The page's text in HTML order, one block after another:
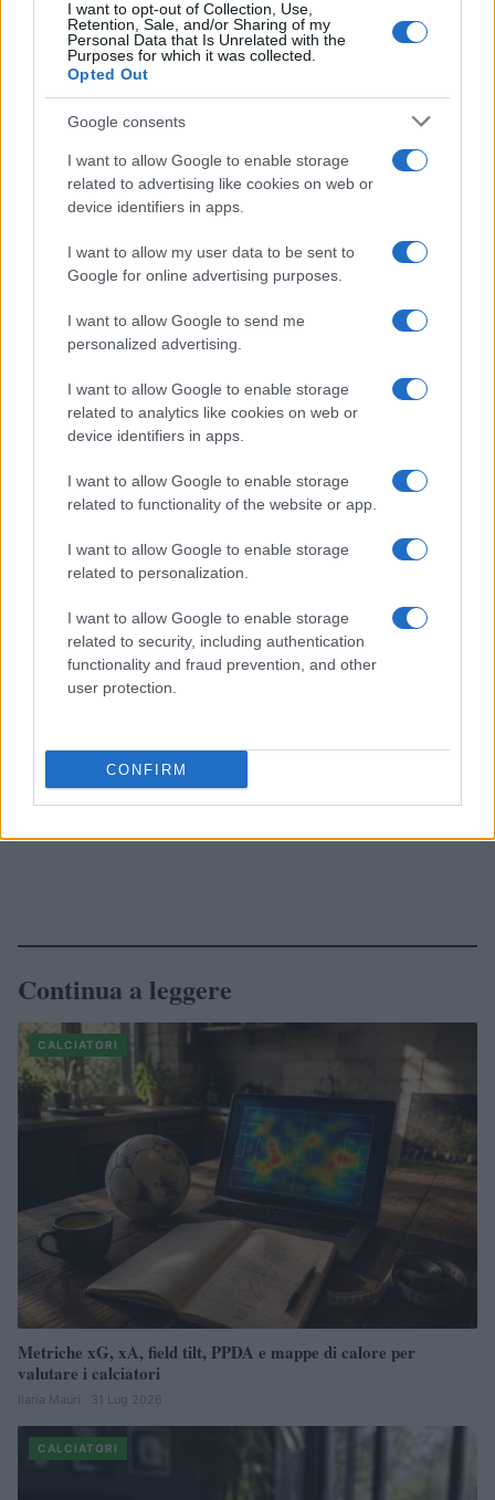
I want to opt-out of Collection, Use,
Retention, Sale, and/or Sharing of my
Personal Data that Is Unrelated with the
Purposes for which it was collected.
Opted Out
Google consents
I want to allow Google to enable storage
related to advertising like cookies on web or
device identifiers in apps.
I want to allow my user data to be sent to
Google for online advertising purposes.
I want to allow Google to send me
personalized advertising.
I want to allow Google to enable storage
related to analytics like cookies on web or
device identifiers in apps.
I want to allow Google to enable storage
related to functionality of the website or app.
I want to allow Google to enable storage
related to personalization.
I want to allow Google to enable storage
related to security, including authentication
functionality and fraud prevention, and other
user protection.
CONFIRM
rivoluzionare. In pre-season si possono testare variazioni
di lunghezza o forma; in pieno campionato, si punta alla
ripetibilità e alla
AUTORE
Andrea Conforti
casual e naturale, è un analista tattico che
trasforma dati e clip in racconti social. Ricorda
Stadio Olimpico Grande Torino: da
quell'appunto nacque la sua linea editoriale,
critico. Dettaglio unico: una stagione allenatore
under15 al Chieri e ciclista urbano.
Continua a leggere
CALCIATORI
Metriche xG, xA, field tilt, PPDA e mappe di calore per
valutare i calciatori
Ilaria Mauri · 31 Lug 2026
CALCIATORI